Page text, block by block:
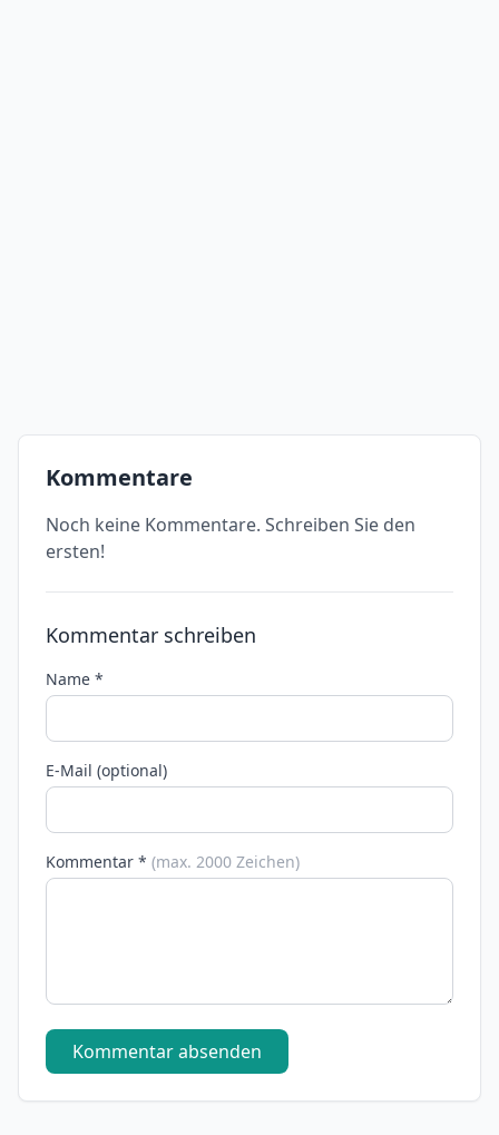
Kommentare
Noch keine Kommentare. Schreiben Sie den
ersten!
Kommentar schreiben
Name *
E-Mail (optional)
Kommentar * (max. 2000 Zeichen)
Kommentar absenden